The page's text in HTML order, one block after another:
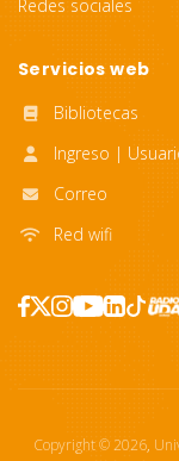
Redes sociales
Servicios web
Bibliotecas
Ingreso |
Correo
Red wifi
Copyright ©2026,